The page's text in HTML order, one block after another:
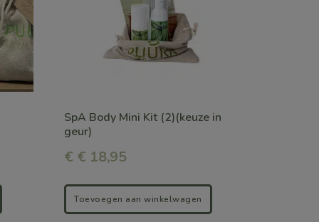
SpA Body Mini Kit (2)(keuze in
geur)
€ € 18,95
Toevoegen aan winkelwagen
worden
op
productpagina